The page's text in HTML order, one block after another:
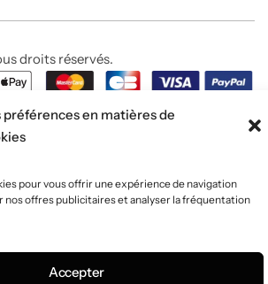
préférences en matières de
pour vous offrir une expérience de navigation
nos offres publicitaires et analyser la fréquentation
Accepter
droits réservés.